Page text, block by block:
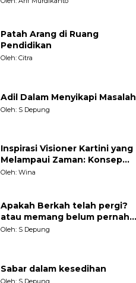
Patah Arang di Ruang
Pendidikan
Oleh: Citra
Adil Dalam Menyikapi Masalah
Oleh: S Depung
Inspirasi Visioner Kartini yang
Melampaui Zaman: Konsep
Kecakapan Hidup bagi
Oleh: Wina
Apakah Berkah telah pergi?
atau memang belum pernah
datang?
Oleh: S Depung
Sabar dalam kesedihan
Oleh: S Depung